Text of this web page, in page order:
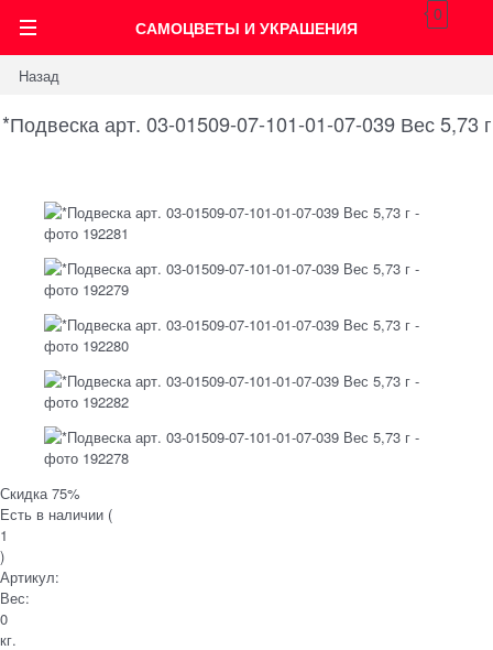
САМОЦВЕТЫ И УКРАШЕНИЯ
0
Назад
*Подвеска арт. 03-01509-07-101-01-07-039 Вес 5,73 г
Скидка 75%
Есть в наличии (
1
)
Артикул:
Вес:
0
кг.